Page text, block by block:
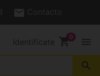
Contacto
Identifícate shopping_cart menu
search